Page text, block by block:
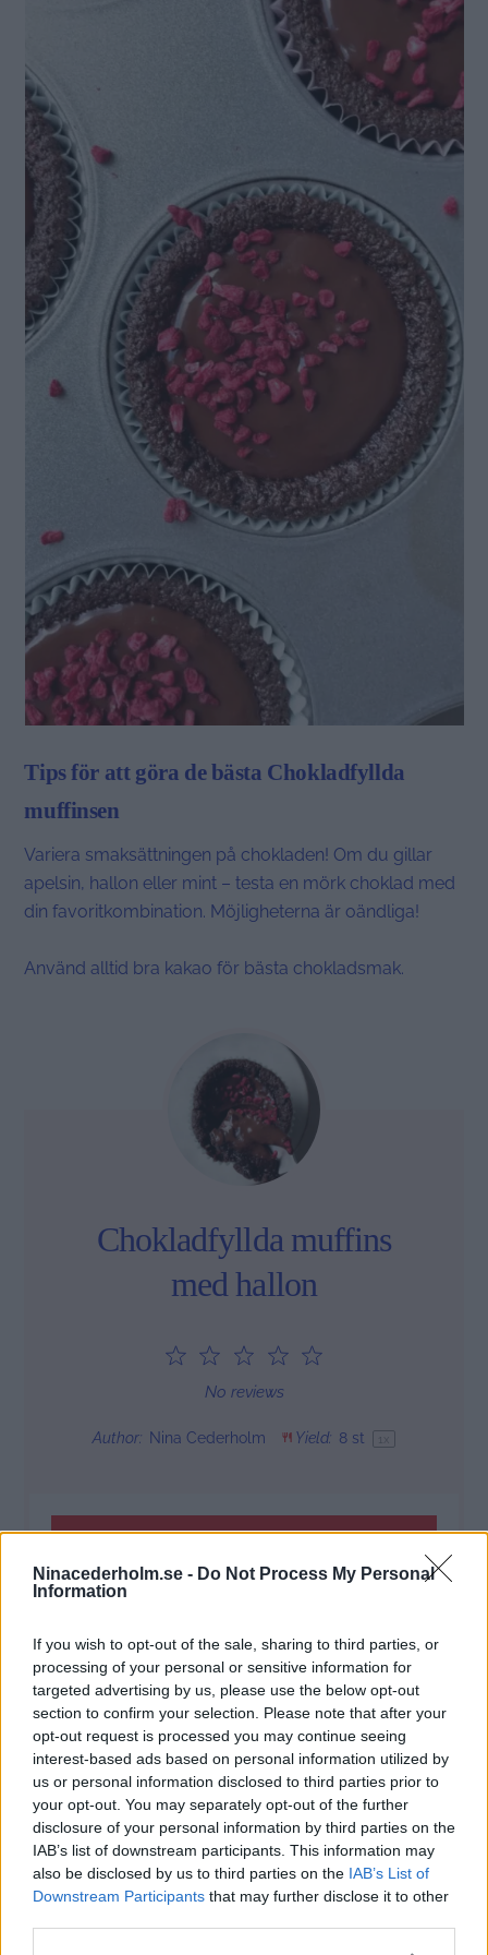
Ninacederholm.se - Do Not Process My Personal
Information
If you wish to opt-out of the sale, sharing to third parties, or
processing of your personal or sensitive information for
targeted advertising by us, please use the below opt-out
section to confirm your selection. Please note that after your
opt-out request is processed you may continue seeing
interest-based ads based on personal information utilized by
us or personal information disclosed to third parties prior to
your opt-out. You may separately opt-out of the further
disclosure of your personal information by third parties on the
IAB’s list of downstream participants. This information may
also be disclosed by us to third parties on the IAB’s List of
Downstream Participants that may further disclose it to other
Tips för att göra de bästa Chokladfyllda
muffinsen
Variera smaksättningen på chokladen! Om du gillar
apelsin, hallon eller mint – testa en mörk choklad med
din favoritkombination. Möjligheterna är oändliga!
Använd alltid bra kakao för bästa chokladsmak.
Chokladfyllda muffins
med hallon
4
Stars
Stars
1
Star
No reviews
Author: Nina Cederholm Yield: 8 st 1
Choklad ❤️ Choklad
Ingredients
SKALA 1x 2x 3x